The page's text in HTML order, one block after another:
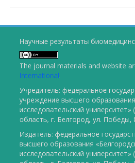
Научные результаты
The journal materials and website
International.
Учредитель: федеральное
учреждение высшего
исследовательский
область, г. Белгород, ул. Победы,
Издатель: федеральное
высшего образования
исследовательский